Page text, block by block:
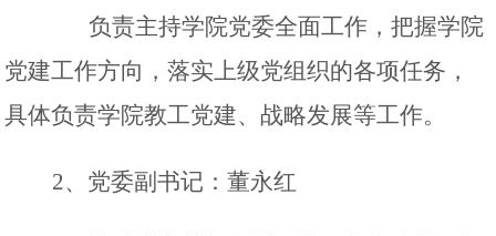
负责主持学院党委全面工作，把握学院
党建工作方向，落实上级党组织的各项任务，
具体负责学院教工党建、战略发展等工作。
2、 党委副书记：董永红